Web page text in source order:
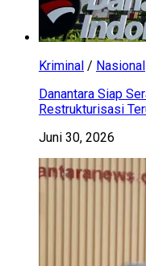
Kriminal / Nasional
Danantara Siap
Restrukturisasi
Juni 30, 2026